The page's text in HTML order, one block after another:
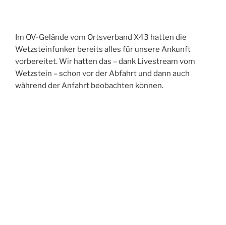
Im OV-Gelände vom Ortsverband X43 hatten die
Wetzsteinfunker bereits alles für unsere Ankunft
vorbereitet. Wir hatten das – dank Livestream vom
Wetzstein – schon vor der Abfahrt und dann auch
während der Anfahrt beobachten können.